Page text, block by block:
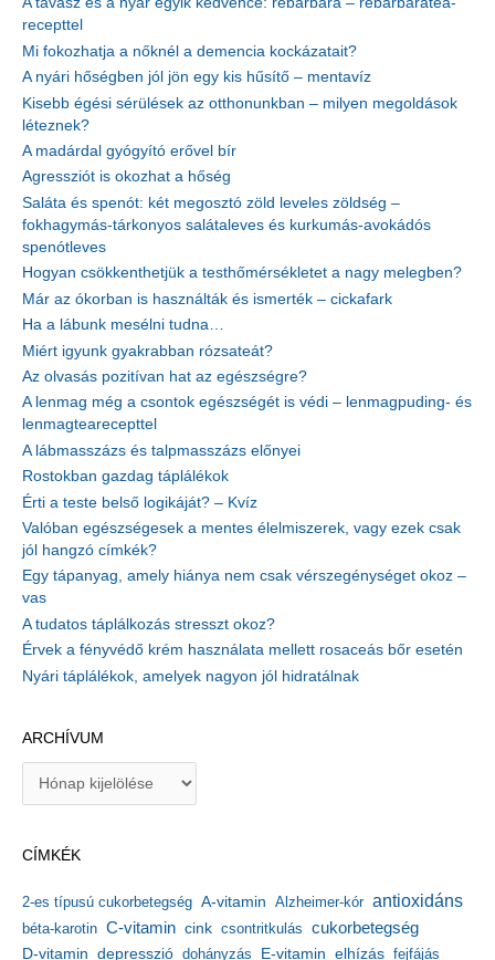
recepttel
Mi fokozhatja a nőknél a demencia kockázatait?
A nyári hőségben jól jön egy kis hűsítő – mentavíz
Kisebb égési sérülések az otthonunkban – milyen megoldások
léteznek?
A madárdal gyógyító erővel bír
Agressziót is okozhat a hőség
Saláta és spenót: két megosztó zöld leveles zöldség –
fokhagymás-tárkonyos salátaleves és kurkumás-avokádós
spenótleves
Hogyan csökkenthetjük a testhőmérsékletet a nagy melegben?
Már az ókorban is használták és ismerték – cickafark
Ha a lábunk mesélni tudna…
Miért igyunk gyakrabban rózsateát?
Az olvasás pozitívan hat az egészségre?
A lenmag még a csontok egészségét is védi – lenmagpuding- és
lenmagtearecepttel
A lábmasszázs és talpmasszázs előnyei
Rostokban gazdag táplálékok
Érti a teste belső logikáját? – Kvíz
Valóban egészségesek a mentes élelmiszerek, vagy ezek csak
jól hangzó címkék?
Egy tápanyag, amely hiánya nem csak vérszegénységet okoz –
vas
A tudatos táplálkozás stresszt okoz?
Érvek a fényvédő krém használata mellett rosaceás bőr esetén
Nyári táplálékok, amelyek nagyon jól hidratálnak
ARCHÍVUM
í
u
m
CÍMKÉK
2-es típusú cukorbetegség A-vitamin Alzheimer-kór antioxidáns
béta-karotin C-vitamin cink csontritkulás cukorbetegség
D-vitamin depresszió dohányzás E-vitamin elhízás fejfájás